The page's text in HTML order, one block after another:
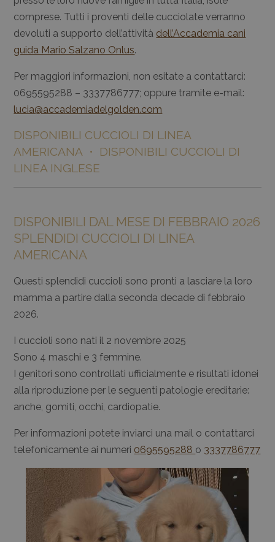
comprese. Tutti i proventi delle cucciolate verranno
devoluti a supporto dell’attività dell’Accademia cani
guida Mario Salzano Onlus.
Per maggiori informazioni, non esitate a contattarci:
0695595288 – 3337786777; oppure tramite e-mail:
lucia@accademiadelgolden.com
DISPONIBILI CUCCIOLI DI LINEA
AMERICANA • DISPONIBILI CUCCIOLI DI
LINEA INGLESE
DISPONIBILI DAL MESE DI FEBBRAIO 2026
SPLENDIDI CUCCIOLI DI LINEA
AMERICANA
Questi splendidi cuccioli sono pronti a lasciare la loro
mamma a partire dalla seconda decade di febbraio
2026.
I cuccioli sono nati il 2 novembre 2025
Sono 4 maschi e 3 femmine.
I genitori sono controllati ufficialmente e risultati idonei
alla riproduzione per le seguenti patologie ereditarie:
anche, gomiti, occhi, cardiopatie.
Per informazioni potete inviarci una mail o contattarci
telefonicamente ai numeri 0695595288 o 3337786777